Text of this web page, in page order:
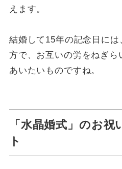
えます。
結婚して15年の記念日に
方で、お互いの労をねぎら
あいたいものですね。
「水晶婚式」のお
ト